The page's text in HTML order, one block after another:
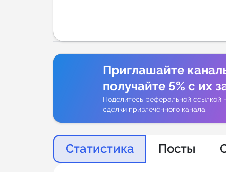
Приглашайте
получайте 5% с их
Поделитесь реферальной ссылкой
сделки привлечённого канала.
Статистика Посты